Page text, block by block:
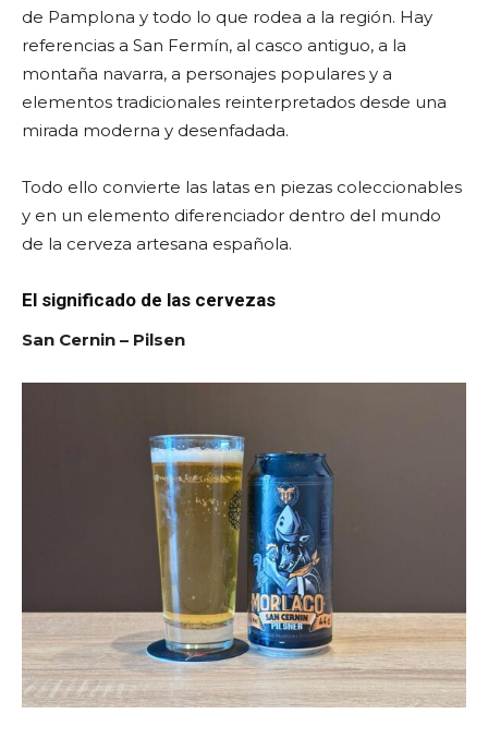
de Pamplona y todo lo que rodea a la región. Hay
referencias a San Fermín, al casco antiguo, a la
montaña navarra, a personajes populares y a
elementos tradicionales reinterpretados desde una
mirada moderna y desenfadada.
Todo ello convierte las latas en piezas coleccionables
y en un elemento diferenciador dentro del mundo
de la cerveza artesana española.
El significado de las cervezas
San Cernin – Pilsen